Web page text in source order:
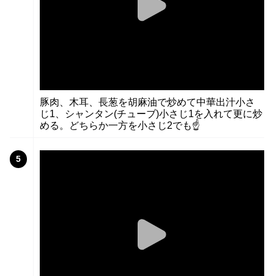
豚肉、木耳、長葱を胡麻油で炒めて中華出汁小さ
じ1、シャンタン(チューブ)小さじ1を入れて更に炒
める。どちらか一方を小さじ2でも☝️
5